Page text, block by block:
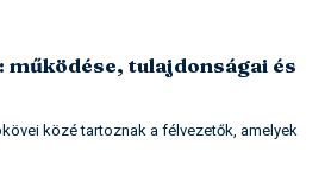
működése, tulajdonságai és
közé tartoznak a félvezetők, amelyek